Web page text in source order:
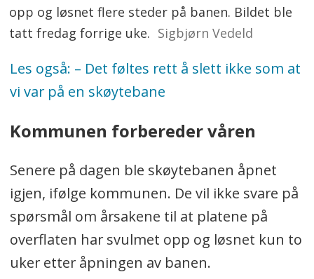
opp og løsnet flere steder på banen. Bildet ble
tatt fredag forrige uke. Sigbjørn Vedeld
Les også: – Det føltes rett å slett ikke som at
vi var på en skøytebane
Kommunen forbereder våren
Senere på dagen ble skøytebanen åpnet
igjen, ifølge kommunen. De vil ikke svare på
spørsmål om årsakene til at platene på
overflaten har svulmet opp og løsnet kun to
uker etter åpningen av banen.